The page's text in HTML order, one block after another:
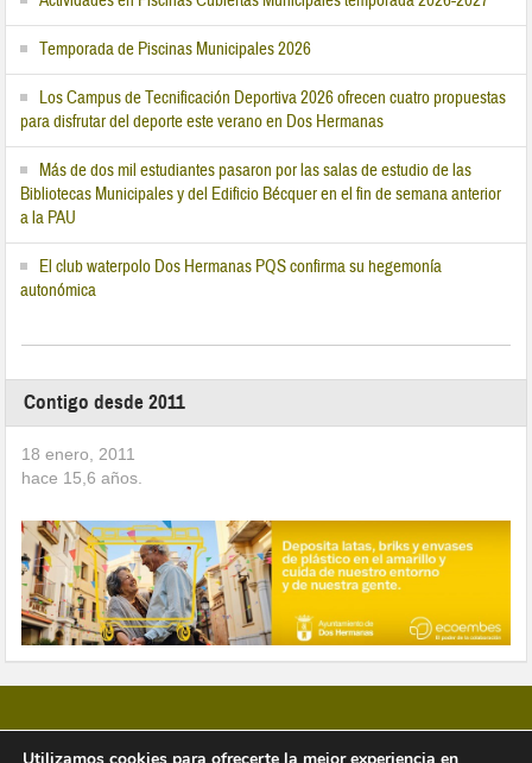
Temporada de Piscinas Municipales 2026
Los Campus de Tecnificación Deportiva 2026 ofrecen cuatro propuestas
para disfrutar del deporte este verano en Dos Hermanas
Más de dos mil estudiantes pasaron por las salas de estudio de las
Bibliotecas Municipales y del Edificio Bécquer en el fin de semana anterior
a la PAU
El club waterpolo Dos Hermanas PQS confirma su hegemonía
autonómica
Contigo desde 2011
18 enero, 2011
hace 15,6 años.